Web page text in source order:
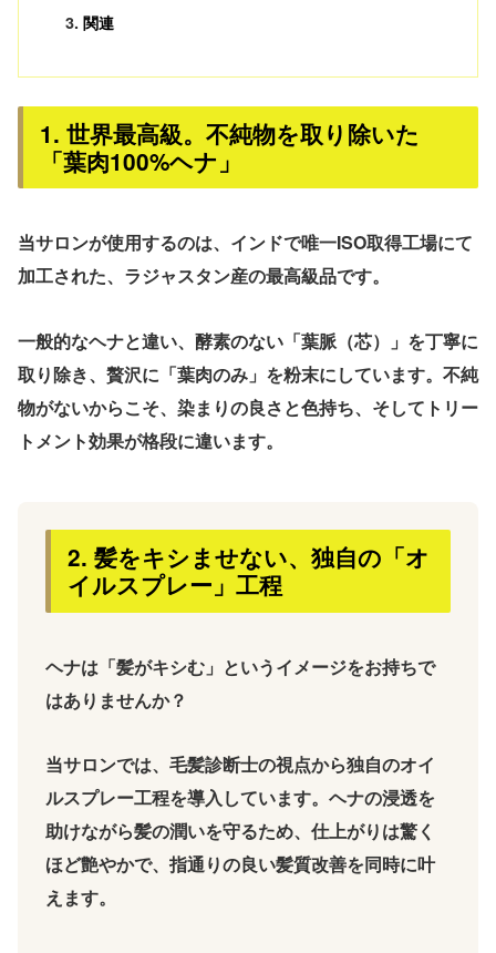
関連
1. 世界最高級。不純物を取り除いた
「葉肉100%ヘナ」
当サロンが使用するのは、インドで唯一ISO取得工場にて
加工された、ラジャスタン産の最高級品です。
一般的なヘナと違い、酵素のない「葉脈（芯）」を丁寧に
取り除き、贅沢に 「葉肉のみ」 を粉末にしています。不純
物がないからこそ、染まりの良さと色持ち、そしてトリー
トメント効果が格段に違います。
2. 髪をキシませない、独自の「オ
イルスプレー」工程
ヘナは「髪がキシむ」というイメージをお持ちで
はありませんか？
当サロンでは、毛髪診断士の視点から独自のオイ
ルスプレー工程を導入しています。ヘナの浸透を
助けながら髪の潤いを守るため、仕上がりは驚く
ほど艶やかで、指通りの良い髪質改善を同時に叶
えます。